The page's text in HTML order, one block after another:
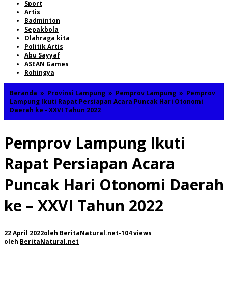
Sport
Artis
Badminton
Sepakbola
Olahraga kita
Politik Artis
Abu Sayyaf
ASEAN Games
Rohingya
Beranda » Provinsi Lampung » Pemprov Lampung » Pemprov
Lampung Ikuti Rapat Persiapan Acara Puncak Hari Otonomi
Daerah ke - XXVI Tahun 2022
Pemprov Lampung Ikuti
Rapat Persiapan Acara
Puncak Hari Otonomi Daerah
ke – XXVI Tahun 2022
22 April 2022oleh BeritaNatural.net-104 views
oleh BeritaNatural.net